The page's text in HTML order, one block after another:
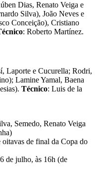
Dias, Renato Veiga e
Silva), João Neves e
Conceição), Cristiano
: Roberto Martínez.
Laporte e Cucurella; Rodri,
Lamine Yamal, Baena
Técnico: Luis de la
Semedo, Renato Veiga
de final da Copa do
de julho, às 16h (de